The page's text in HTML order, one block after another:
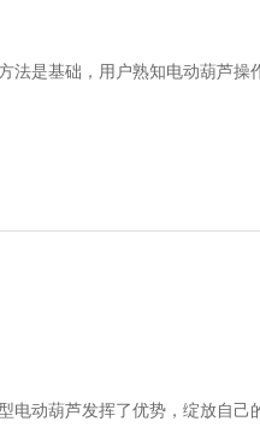
法是基础，用户熟知电动葫芦操
动葫芦发挥了优势，绽放自己